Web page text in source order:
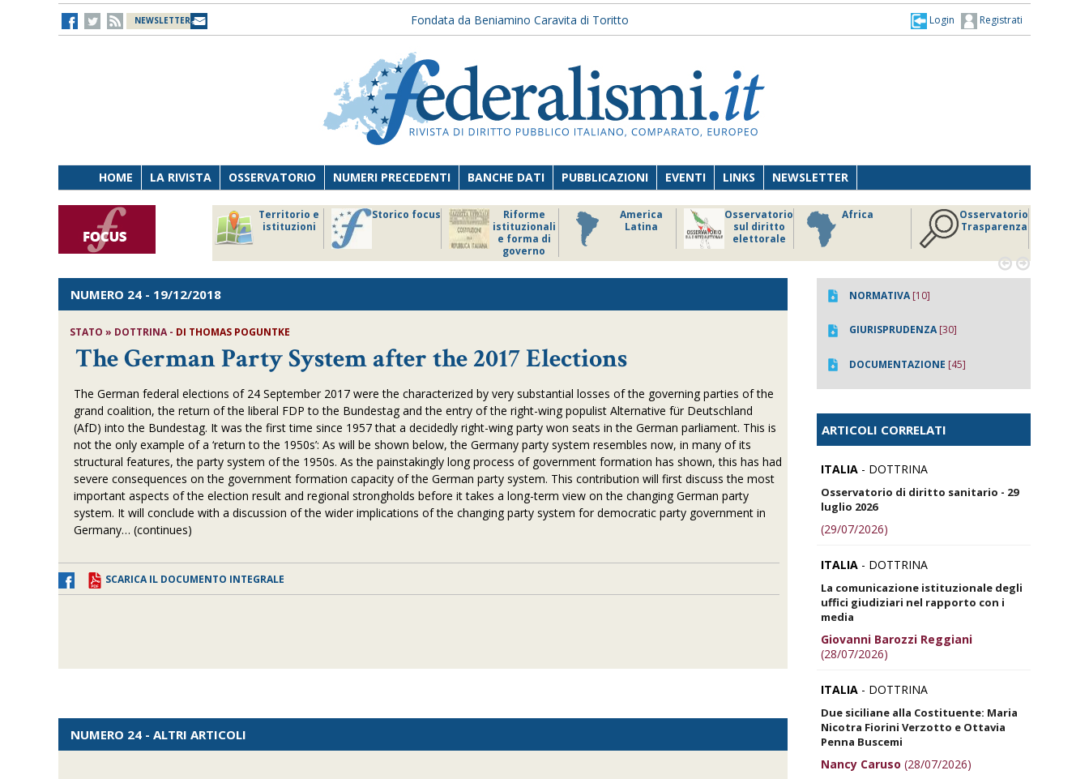
NEWSLETTER Fondata da Beniamino Caravita di Toritto Registrati
Login
HOME LA RIVISTA OSSERVATORIO NUMERI PRECEDENTI BANCHE DATI PUBBLICAZIONI EVENTI LINKS NEWSLETTER
Territorio e
istituzioni
Storico focus
Riforme
istituzionali
e forma di
governo
America
Latina
Osservatorio
sul diritto
elettorale
Africa
Osservatorio
Trasparenza
 
NUMERO 24 - 19/12/2018
STATO » DOTTRINA - DI THOMAS POGUNTKE
The German Party System after the 2017 Elections
The German federal elections of 24 September 2017 were the characterized by very substantial losses of the governing parties of the
grand coalition, the return of the liberal FDP to the Bundestag and the entry of the right-wing populist Alternative für Deutschland
(AfD) into the Bundestag. It was the first time since 1957 that a decidedly right-wing party won seats in the German parliament. This is
not the only example of a ‘return to the 1950s’: As will be shown below, the Germany party system resembles now, in many of its
structural features, the party system of the 1950s. As the painstakingly long process of government formation has shown, this has had
severe consequences on the government formation capacity of the German party system. This contribution will first discuss the most
important aspects of the election result and regional strongholds before it takes a long-term view on the changing German party
system. It will conclude with a discussion of the wider implications of the changing party system for democratic party government in
Germany… (continues)
SCARICA IL DOCUMENTO INTEGRALE
NUMERO 24 - ALTRI ARTICOLI
NORMATIVA[10]
GIURISPRUDENZA[30]
DOCUMENTAZIONE [45]
ARTICOLI CORRELATI
ITALIA - DOTTRINA
Osservatorio di diritto sanitario - 29
luglio 2026
(29/07/2026)
ITALIA - DOTTRINA
La comunicazione istituzionale degli
uffici giudiziari nel rapporto con i
media
Giovanni Barozzi Reggiani
(28/07/2026)
ITALIA - DOTTRINA
Due siciliane alla Costituente: Maria
Nicotra Fiorini Verzotto e Ottavia
Penna Buscemi
Nancy Caruso (28/07/2026)